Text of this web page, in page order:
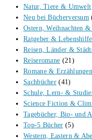
Natur, Tiere & Umwelt
Neu bei Bücherversum
Ostern, Weihnachten &
Ratgeber &
Reisen, Länder &
Reiseromane (21)
Romane & Erzählungen
Sachbücher (41)
Schule, Lern- &
Science Fiction &
Tagebücher, Bio- und
Top-5 Bücher (5)
Western, Eastern &